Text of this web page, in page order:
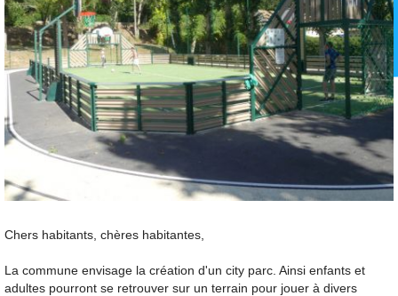
Chers habitants, chères habitantes,
La commune envisage la création d'un city parc. Ainsi enfants et
adultes pourront se retrouver sur un terrain pour jouer à divers